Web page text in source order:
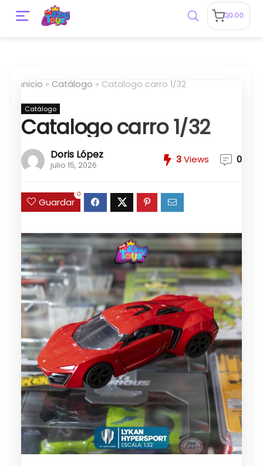
Q0.00
Inicio » Catálogo » Catalogo carro 1/32
Catálogo
Catalogo carro 1/32
Doris López
julio 15, 2026 3Views 0
Guardar
0